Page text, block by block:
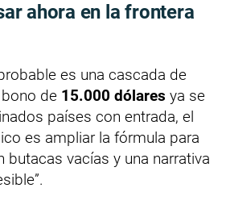
ahora en la frontera
es una cascada de
de 15.000 dólares ya se
países con entrada, el
es ampliar la fórmula para
butacas vacías y una narrativa